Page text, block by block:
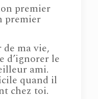
premier
premier
de ma vie,
d’ignorer le
ami.
quand il
chez toi.